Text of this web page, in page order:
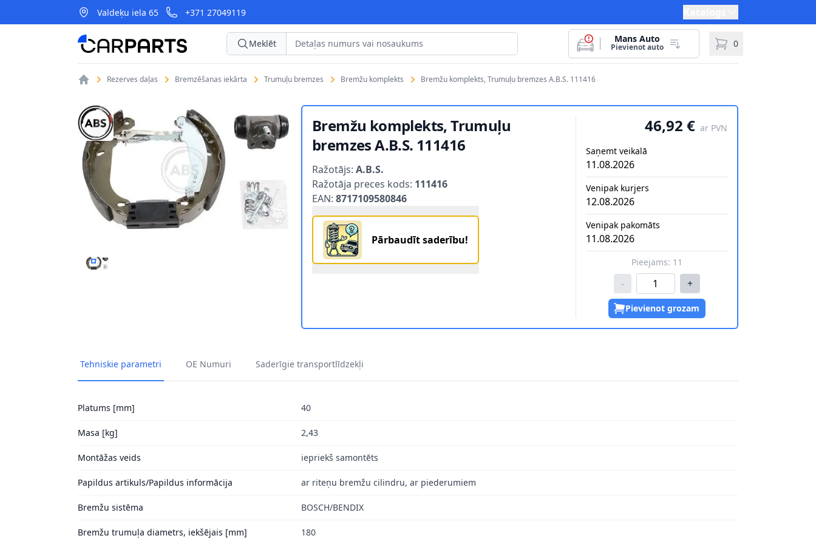
Valdeķu iela 65 +371 27049119
CarParts Meklēt Mans Auto
Pievienot auto 0
Rezerves daļas Bremzēšanas iekārta Trumuļu bremzes Bremžu komplekts Bremžu komplekts, Trumuļu bremzes A.B.S. 111416
BREMŽU KOMPLEKTS, TRUMUĻU BREMZES A.B.S. 111416 1
Bremžu komplekts, Trumuļu
bremzes A.B.S. 111416
Ražotājs: A.B.S.
Ražotāja preces kods: 111416
EAN: 8717109580846
Pārbaudīt saderību!
46,92 € ar PVN
Saņemt veikalā
11.08.2026
Venipak kurjers
12.08.2026
Venipak pakomāts
11.08.2026
Pieejams: 11
- +
Pievienot grozam
Tehniskie parametri OE Numuri Saderīgie transportlīdzekļi
Platums [mm] 40
Masa [kg] 2,43
Montāžas veids iepriekš samontēts
Papildus artikuls/Papildus informācija ar riteņu bremžu cilindru, ar piederumiem
Bremžu sistēma BOSCH/BENDIX
Bremžu trumuļa diametrs, iekšējais [mm] 180